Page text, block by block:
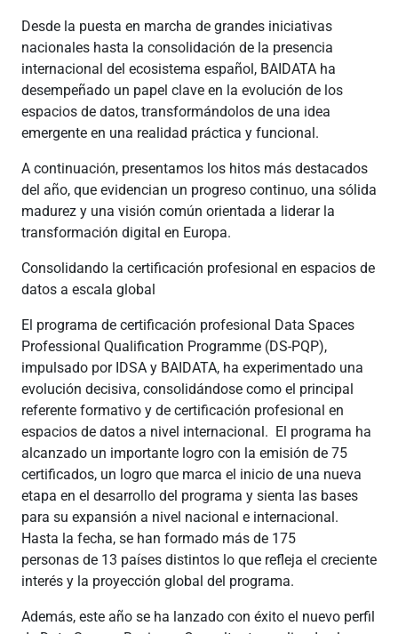
Desde la puesta en marcha de grandes iniciativas
nacionales hasta la consolidación de la presencia
internacional del ecosistema español, BAIDATA ha
desempeñado un papel clave en la evolución de los
espacios de datos, transformándolos de una idea
emergente en una realidad práctica y funcional.
A continuación, presentamos los hitos más destacados
del año, que evidencian un progreso continuo, una sólida
madurez y una visión común orientada a liderar la
transformación digital en Europa.
Consolidando la certificación profesional en espacios de
datos a escala global
El programa de certificación profesional Data Spaces
Professional Qualification Programme (DS-PQP),
impulsado por IDSA y BAIDATA, ha experimentado una
evolución decisiva, consolidándose como el principal
referente formativo y de certificación profesional en
espacios de datos a nivel internacional. El programa ha
alcanzado un importante logro con la emisión de 75
certificados, un logro que marca el inicio de una nueva
etapa en el desarrollo del programa y sienta las bases
para su expansión a nivel nacional e internacional.
Hasta la fecha, se han formado más de 175
personas de 13 países distintos lo que refleja el creciente
interés y la proyección global del programa.
Además, este año se ha lanzado con éxito el nuevo perfil